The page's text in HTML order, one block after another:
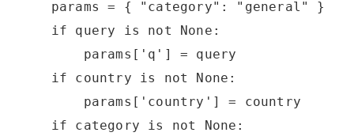
    params = { "category": "general" }
    if query is not None:
        params['q'] = query
    if country is not None:
        params['country'] = country
    if category is not None: